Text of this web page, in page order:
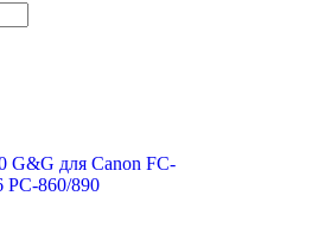
G&G для Canon FC-
PC-860/890